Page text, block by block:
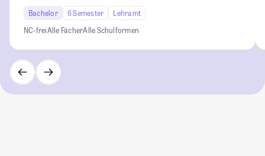
Bachelor 6 Semester
Lehramt
NC-freiAlle FächerAlle Schulformen